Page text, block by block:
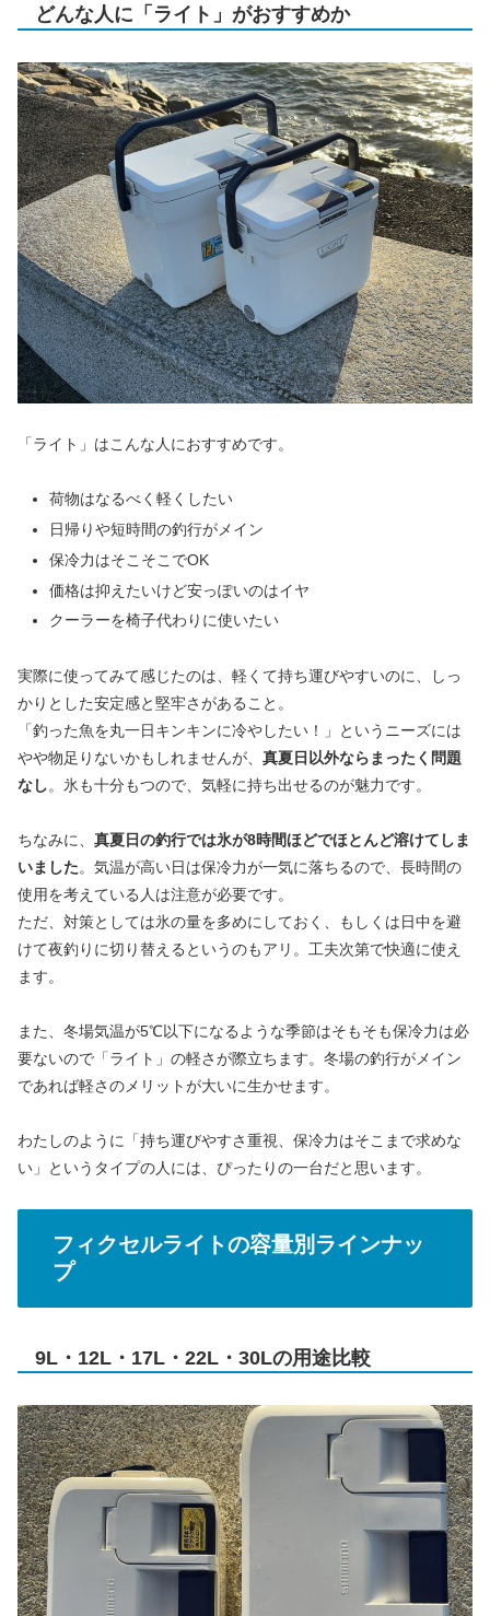
どんな人に「ライト」がおすすめか
「ライト」はこんな人におすすめです。
荷物はなるべく軽くしたい
日帰りや短時間の釣行がメイン
保冷力はそこそこでOK
価格は抑えたいけど安っぽいのはイヤ
クーラーを椅子代わりに使いたい
実際に使ってみて感じたのは、軽くて持ち運びやすいのに、しっ
かりとした安定感と堅牢さがあること。
「釣った魚を丸一日キンキンに冷やしたい！」というニーズには
やや物足りないかもしれませんが、 真夏日以外ならまったく問題
なし。氷も十分もつので、気軽に持ち出せるのが魅力です。
ちなみに、 真夏日の釣行では氷が8時間ほどでほとんど溶けてしま
いました。気温が高い日は保冷力が一気に落ちるので、長時間の
使用を考えている人は注意が必要です。
ただ、対策としては氷の量を多めにしておく、もしくは日中を避
けて夜釣りに切り替えるというのもアリ。工夫次第で快適に使え
ます。
また、冬場気温が5℃以下になるような季節はそもそも保冷力は必
要ないので「ライト」の軽さが際立ちます。冬場の釣行がメイン
であれば軽さのメリットが大いに生かせます。
わたしのように「持ち運びやすさ重視、保冷力はそこまで求めな
い」というタイプの人には、ぴったりの一台だと思います。
フィクセルライトの容量別ラインナッ
プ
9L・12L・17L・22L・30Lの用途比較